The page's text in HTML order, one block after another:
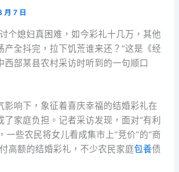
月 7 日
个媳妇真困难，如今彩礼十几万，其他
产全抖完，拉下饥荒谁来还？”这是《经
西部某县农村采访时听到的一句顺口
影响下，象征着喜庆幸福的结婚彩礼在
家庭负担。记者采访发现，面对“有利
一些农民将女儿看成集市上“竞价”的“商
高额的结婚彩礼，不少农民家庭包養债